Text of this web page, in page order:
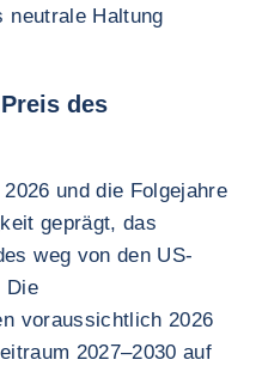
neutrale Haltung
des
und die Folgejahre
geprägt, das
weg von den US-
Die
voraussichtlich 2026
2027–2030 auf